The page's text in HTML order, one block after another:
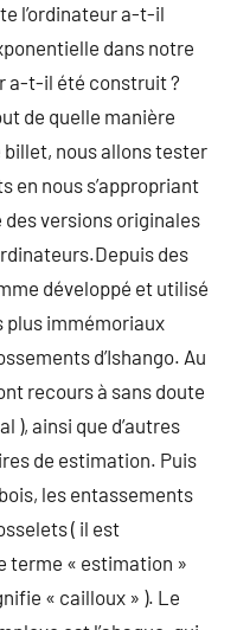
l’ordinateur a-t-il
dans notre
a-t-il été construit ?
de quelle manière
nous allons tester
en nous s’appropriant
versions originales
des
développé et utilisé
plus immémoriaux
d’Ishango. Au
recours à sans doute
), ainsi que d’autres
de estimation. Puis
les entassements
( il est
terme « estimation »
« cailloux » ). Le